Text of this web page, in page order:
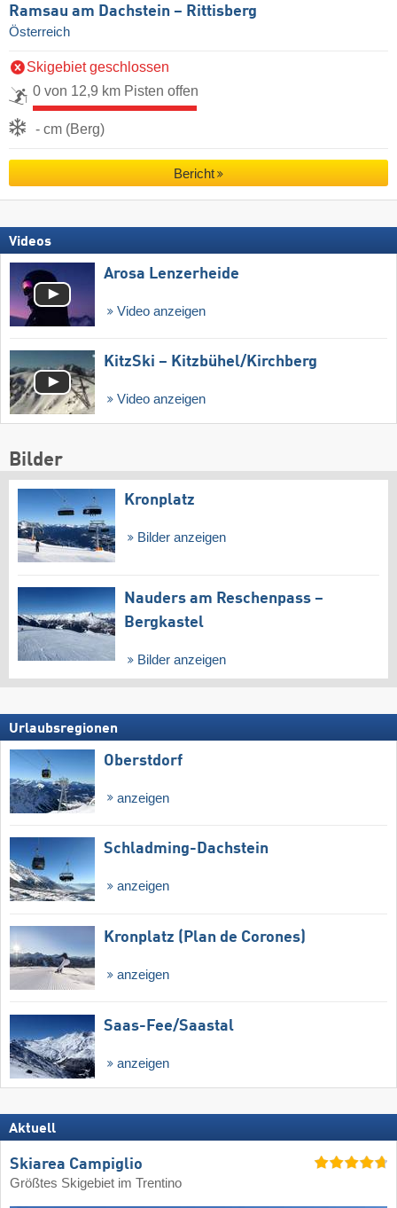
Ramsau am Dachstein – Rittisberg
Österreich
Skigebiet geschlossen
0 von 12,9 km Pisten offen
- cm (Berg)
Bericht
Videos
Arosa Lenzerheide
Video anzeigen
KitzSki – Kitzbühel/​Kirchberg
Video anzeigen
Bilder
Kronplatz
Bilder anzeigen
Nauders am Reschenpass –
Bergkastel
Bilder anzeigen
Urlaubsregionen
Oberstdorf
anzeigen
Schladming-Dachstein
anzeigen
Kronplatz (Plan de Corones)
anzeigen
Saas-Fee/​Saastal
anzeigen
Aktuell
Skiarea Campiglio
Größtes Skigebiet im Trentino